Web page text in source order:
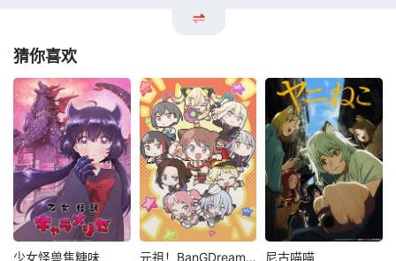
猜你喜欢
少女怪兽焦糖味 元祖！BanGDream酱 尼古喵喵